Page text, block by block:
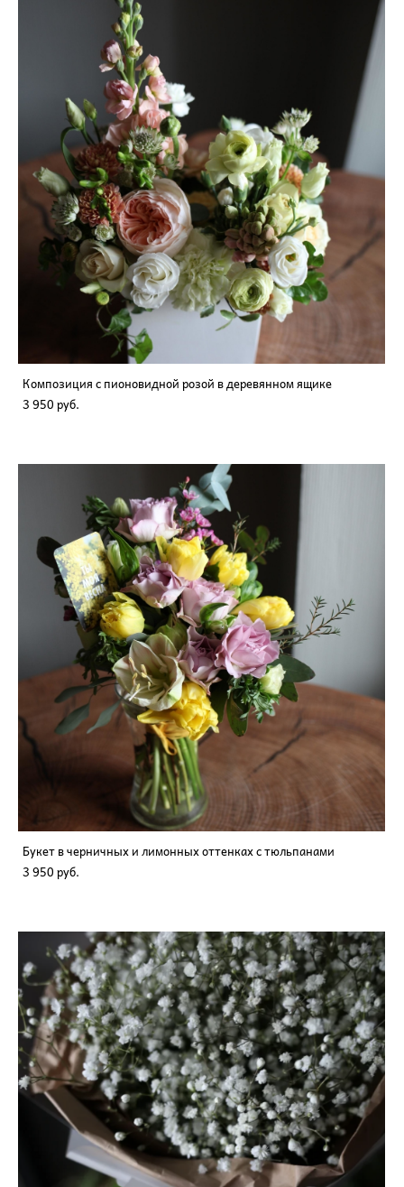
Композиция с пионовидной розой в деревянном ящике
3 950 pуб.
Букет в черничных и лимонных оттенках с тюльпанами
3 950 pуб.